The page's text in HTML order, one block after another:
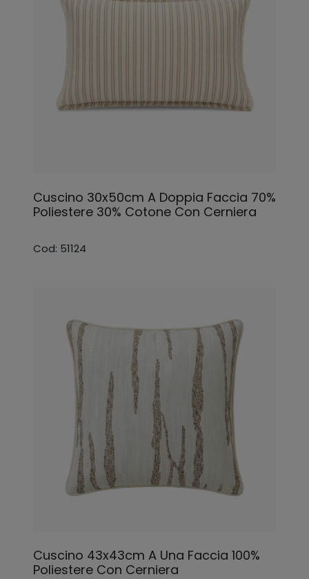
Cuscino 30x50cm A Doppia Faccia 70%
Poliestere 30% Cotone Con Cerniera
Cod: 51124
Cuscino 43x43cm A Una Faccia 100%
Poliestere Con Cerniera